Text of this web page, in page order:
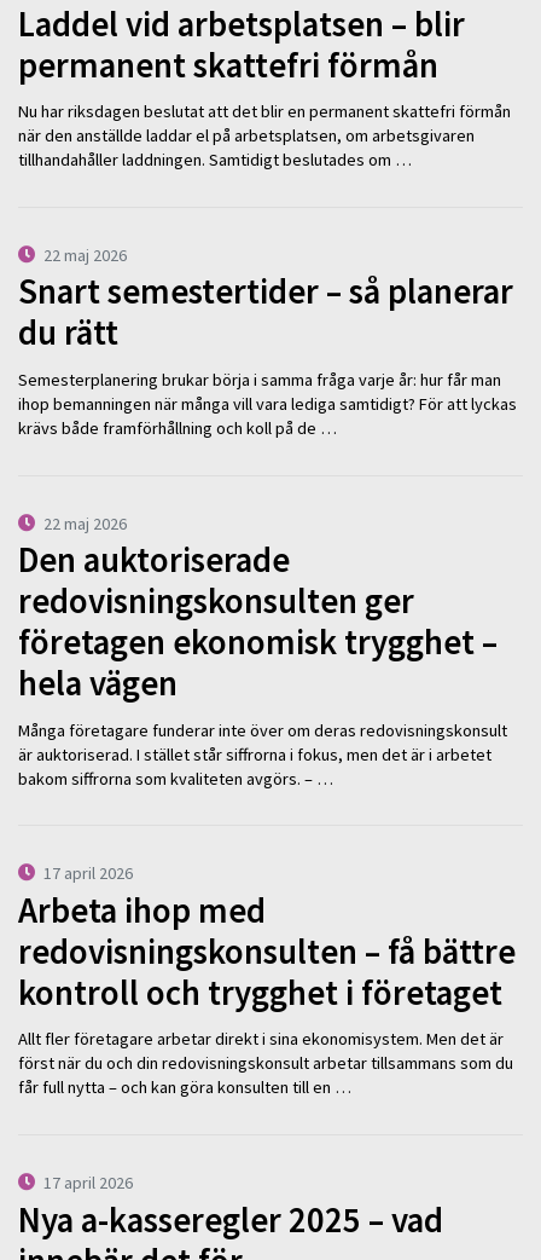
Laddel vid arbetsplatsen – blir
permanent skattefri förmån
Nu har riksdagen beslutat att det blir en permanent skattefri förmån
när den anställde laddar el på arbetsplatsen, om arbetsgivaren
tillhandahåller laddningen. Samtidigt beslutades om …
22 maj 2026
Snart semestertider – så planerar
du rätt
Semesterplanering brukar börja i samma fråga varje år: hur får man
ihop bemanningen när många vill vara lediga samtidigt? För att lyckas
krävs både framförhållning och koll på de …
22 maj 2026
Den auktoriserade
redovisningskonsulten ger
företagen ekonomisk trygghet –
hela vägen
Många företagare funderar inte över om deras redovisningskonsult
är auktoriserad. I stället står siffrorna i fokus, men det är i arbetet
bakom siffrorna som kvaliteten avgörs. – …
17 april 2026
Arbeta ihop med
redovisningskonsulten – få bättre
kontroll och trygghet i företaget
Allt fler företagare arbetar direkt i sina ekonomisystem. Men det är
först när du och din redovisningskonsult arbetar tillsammans som du
får full nytta – och kan göra konsulten till en …
17 april 2026
Nya a-kasseregler 2025 – vad